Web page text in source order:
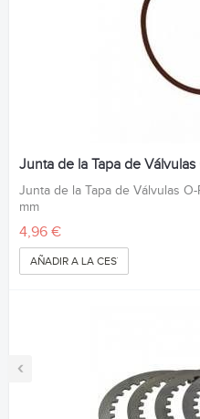
‹
Junta de la Tapa de Válvulas
Junta de la Tapa de Válvulas
mm
4,96 €
AÑADIR A LA CESTA